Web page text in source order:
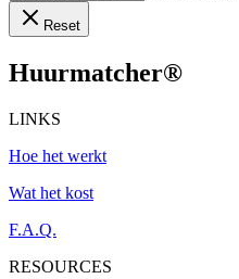
Reset
Huurmatcher®
LINKS
Hoe het werkt
Wat het kost
F.A.Q.
RESOURCES